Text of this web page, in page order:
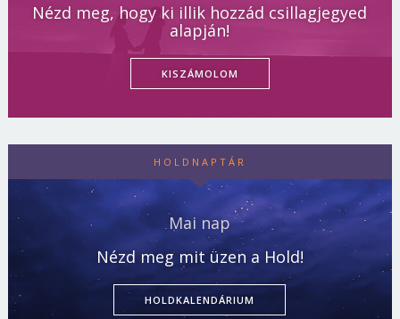
Nézd meg, hogy ki illik hozzád csillagjegyed
alapján!
KISZÁMOLOM
HOLDNAPTÁR
Mai nap
Nézd meg mit üzen a Hold!
HOLDKALENDÁRIUM